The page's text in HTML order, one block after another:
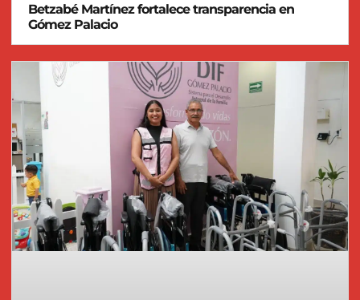
Betzabé Martínez fortalece transparencia en
Gómez Palacio